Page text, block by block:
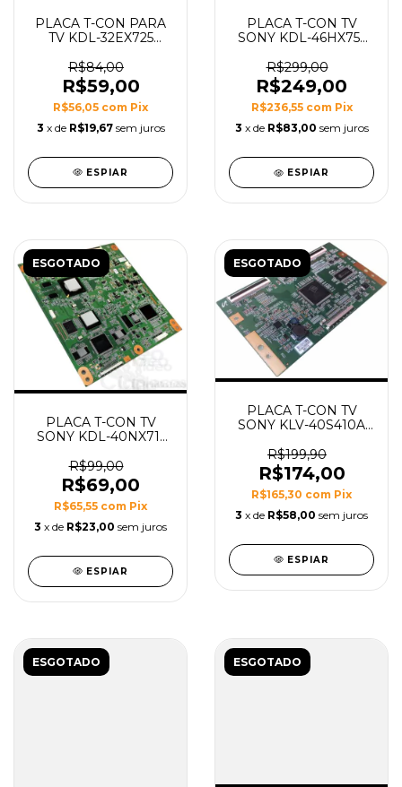
PLACA T-CON PARA
TV KDL-32EX725
(USADA)
R$84,00
R$59,00
R$56,05 com Pix
3 x de R$19,67 sem juros
ESPIAR
PLACA T-CON TV
SONY KDL-46HX755
WQL_C4LV0.1
R$299,00
R$249,00
R$236,55 com Pix
3 x de R$83,00 sem juros
ESPIAR
ESGOTADO
PLACA T-CON TV
SONY KDL-40NX711
MODELO
TDLS_C4LV0.4
R$99,00
R$69,00
R$65,55 com Pix
3 x de R$23,00 sem juros
ESPIAR
ESGOTADO
PLACA T-CON TV
SONY KLV-40S410A
FS_HBC2LV2.4
R$199,90
R$174,00
R$165,30 com Pix
3 x de R$58,00 sem juros
ESPIAR
ESGOTADO ESGOTADO